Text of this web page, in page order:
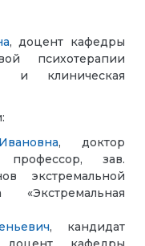
, доцент кафедры
психотерапии
и клиническая
, доктор
профессор, зав.
экстремальной
«Экстремальная
, кандидат